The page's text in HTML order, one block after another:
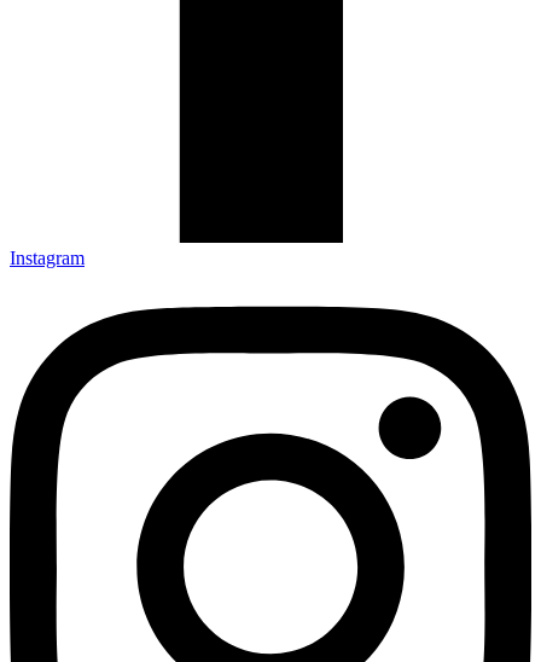
Instagram